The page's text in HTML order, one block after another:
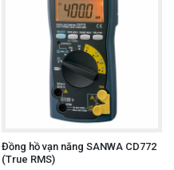
Đồng hồ vạn năng SANWA CD772
(True RMS)